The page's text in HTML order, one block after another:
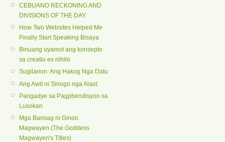
CEBUANO RECKONING AND
DIVISIONS OF THE DAY.
How Two Websites Helped Me
Finally Start Speaking Bisaya
Binuang uyamot ang konsepto
sa creatio ex nihilo
Sugilanon: Ang Hakog Nga Datu
Ang Awit ni Sinogo nga Alaot
Pangadye sa Pagpbendisyon sa
Lusokan
Mga Bansag ni Ginoo
Magwayen (The Goddess
Magwayen's Titles)